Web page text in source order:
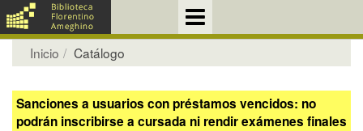
Inicio Catálogo
Sanciones a usuarios con préstamos vencidos: no
podrán inscribirse a cursada ni rendir exámenes finales